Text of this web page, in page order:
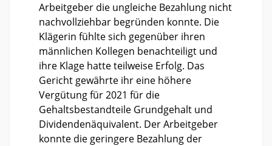
Arbeitgeber die ungleiche Bezahlung nicht
nachvollziehbar begründen konnte. Die
Klägerin fühlte sich gegenüber ihren
männlichen Kollegen benachteiligt und
ihre Klage hatte teilweise Erfolg. Das
Gericht gewährte ihr eine höhere
Vergütung für 2021 für die
Gehaltsbestandteile Grundgehalt und
Dividendenäquivalent. Der Arbeitgeber
konnte die geringere Bezahlung der